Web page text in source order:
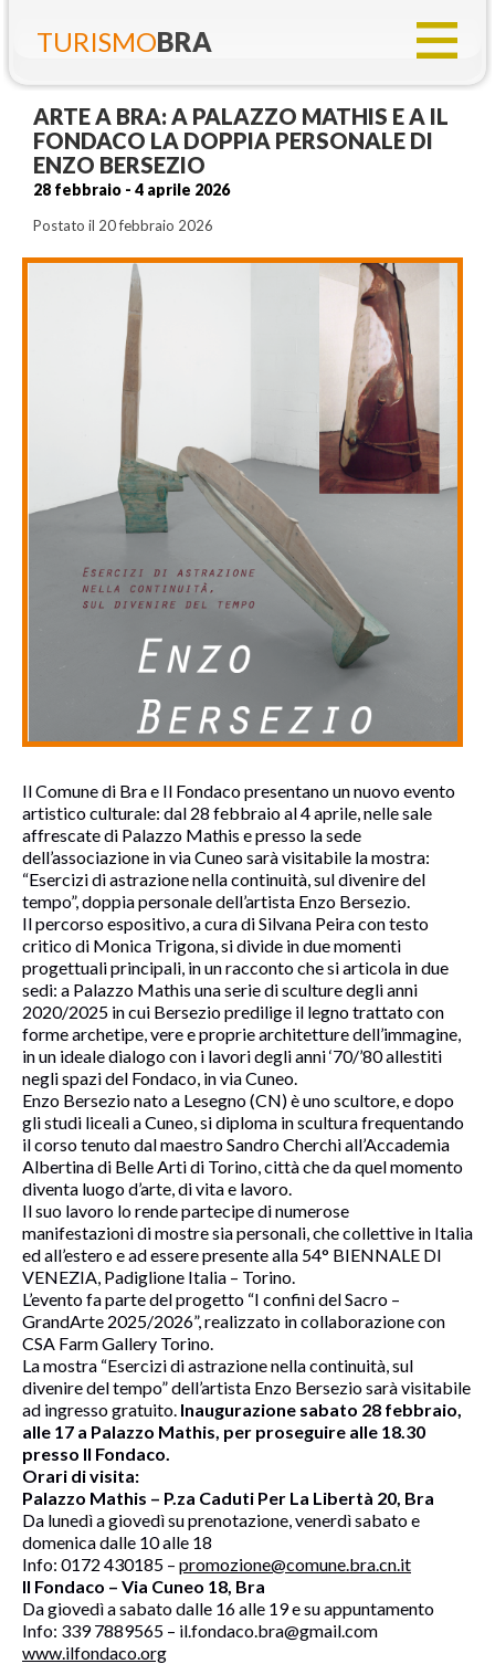
TURISMOBRA
ARTE A BRA: A PALAZZO MATHIS E A IL
FONDACO LA DOPPIA PERSONALE DI
ENZO BERSEZIO
28 febbraio - 4 aprile 2026
Postato il 20 febbraio 2026
Il Comune di Bra e Il Fondaco presentano un nuovo evento
artistico culturale: dal 28 febbraio al 4 aprile, nelle sale
affrescate di Palazzo Mathis e presso la sede
dell’associazione in via Cuneo sarà visitabile la mostra:
“Esercizi di astrazione nella continuità, sul divenire del
tempo”, doppia personale dell’artista Enzo Bersezio.
Il percorso espositivo, a cura di Silvana Peira con testo
critico di Monica Trigona, si divide in due momenti
progettuali principali, in un racconto che si articola in due
sedi: a Palazzo Mathis una serie di sculture degli anni
2020/2025 in cui Bersezio predilige il legno trattato con
forme archetipe, vere e proprie architetture dell’immagine,
in un ideale dialogo con i lavori degli anni ‘70/’80 allestiti
negli spazi del Fondaco, in via Cuneo.
Enzo Bersezio nato a Lesegno (CN) è uno scultore, e dopo
gli studi liceali a Cuneo, si diploma in scultura frequentando
il corso tenuto dal maestro Sandro Cherchi all’Accademia
Albertina di Belle Arti di Torino, città che da quel momento
diventa luogo d’arte, di vita e lavoro.
Il suo lavoro lo rende partecipe di numerose
manifestazioni di mostre sia personali, che collettive in Italia
ed all’estero e ad essere presente alla 54° BIENNALE DI
VENEZIA, Padiglione Italia – Torino.
L’evento fa parte del progetto “I confini del Sacro –
GrandArte 2025/2026”, realizzato in collaborazione con
CSA Farm Gallery Torino.
La mostra “Esercizi di astrazione nella continuità, sul
divenire del tempo” dell’artista Enzo Bersezio sarà visitabile
ad ingresso gratuito. Inaugurazione sabato 28 febbraio,
alle 17 a Palazzo Mathis, per proseguire alle 18.30
presso Il Fondaco.
Orari di visita:
Palazzo Mathis – P.za Caduti Per La Libertà 20, Bra
Da lunedì a giovedì su prenotazione, venerdì sabato e
domenica dalle 10 alle 18
Info: 0172 430185 – promozione@comune.bra.cn.it
Il Fondaco – Via Cuneo 18, Bra
Da giovedì a sabato dalle 16 alle 19 e su appuntamento
Info: 339 7889565 – il.fondaco.bra@gmail.com
www.ilfondaco.org